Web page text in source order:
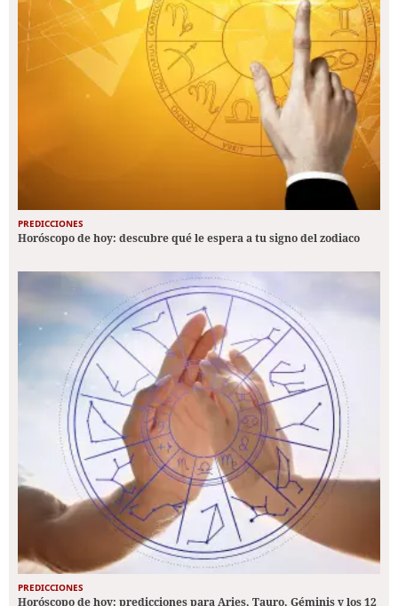
PREDICCIONES
Horóscopo de hoy: descubre qué le espera a tu signo del zodiaco
PREDICCIONES
Horóscopo de hoy: predicciones para Aries, Tauro, Géminis y los 12